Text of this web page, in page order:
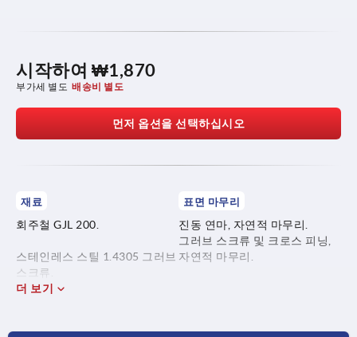
시작하여 ₩1,870
부가세 별도 배송비 별도
먼저 옵션을 선택하십시오
재료
회주철 GJL 200.
스테인레스 스틸 1.4305 그러브
스크류.
표면 마무리
진동 연마, 자연적 마무리.
그러브 스크류 및 크로스 피닝,
자연적 마무리.
더 보기